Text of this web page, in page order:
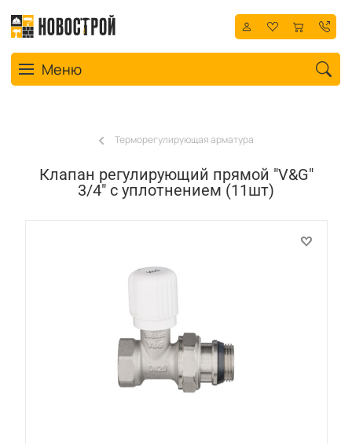
Toggle navigation
Меню
Терморегулирующая арматура
Клапан регулирующий прямой "V&G"
3/4" с уплотнением (11шт)